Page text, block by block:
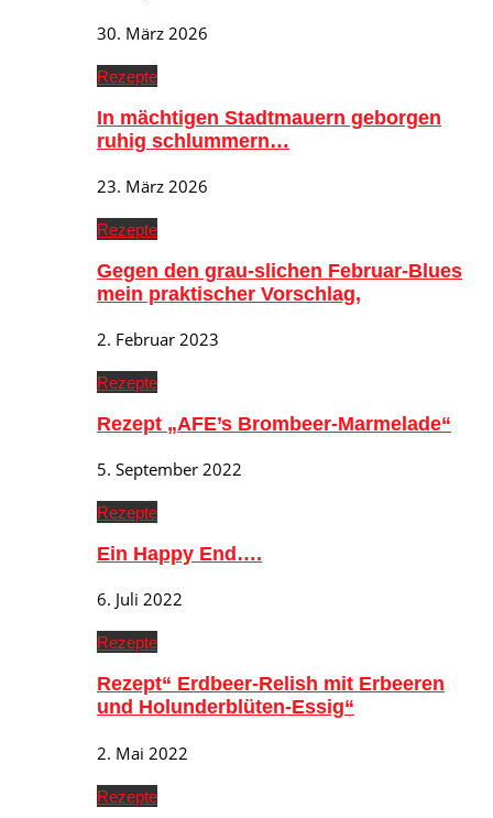
30. März 2026
Rezepte
In mächtigen Stadtmauern geborgen
ruhig schlummern…
23. März 2026
Rezepte
Gegen den grau-slichen Februar-Blues
mein praktischer Vorschlag,
2. Februar 2023
Rezepte
Rezept „AFE’s Brombeer-Marmelade“
5. September 2022
Rezepte
Ein Happy End….
6. Juli 2022
Rezepte
Rezept“ Erdbeer-Relish mit Erbeeren
und Holunderblüten-Essig“
2. Mai 2022
Rezepte